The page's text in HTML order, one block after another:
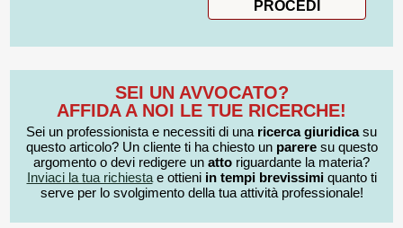
SEI UN AVVOCATO?
AFFIDA A NOI LE TUE RICERCHE!
Sei un professionista e necessiti di una ricerca giuridicasu
questo articolo? Un cliente ti ha chiesto un pareresu questo
argomento o devi redigere un atto riguardante la materia?
Inviaci la tua richiestae ottieni in tempi brevissimiquanto ti
serve per lo svolgimento della tua attività professionale!